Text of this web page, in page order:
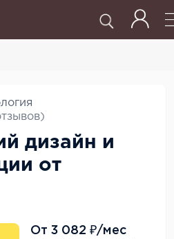
дизайн и
от
От 3 082 ₽/мес